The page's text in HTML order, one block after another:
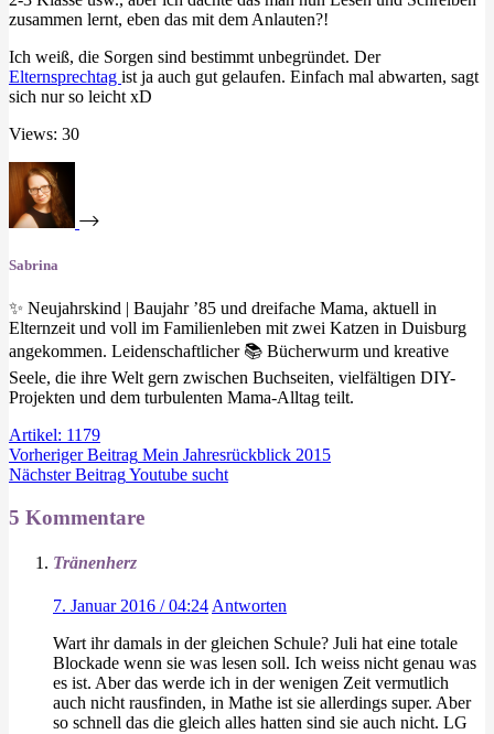
zusammen lernt, eben das mit dem Anlauten?!
Ich weiß, die Sorgen sind bestimmt unbegründet. Der
Elternsprechtag ist ja auch gut gelaufen. Einfach mal abwarten, sagt
sich nur so leicht xD
Views: 30
Sabrina
✨ Neujahrskind | Baujahr ’85 und dreifache Mama, aktuell in
Elternzeit und voll im Familienleben mit zwei Katzen in Duisburg
angekommen. Leidenschaftlicher 📚 Bücherwurm und kreative
Seele, die ihre Welt gern zwischen Buchseiten, vielfältigen DIY-
Projekten und dem turbulenten Mama-Alltag teilt.
Artikel: 1179
VorherigerBeitrag Mein Jahresrückblick 2015
NächsterBeitragYoutube sucht
5 Kommentare
Tränenherz
7. Januar 2016 / 04:24Antworten
Wart ihr damals in der gleichen Schule? Juli hat eine totale
Blockade wenn sie was lesen soll. Ich weiss nicht genau was
es ist. Aber das werde ich in der wenigen Zeit vermutlich
auch nicht rausfinden, in Mathe ist sie allerdings super. Aber
so schnell das die gleich alles hatten sind sie auch nicht. LG